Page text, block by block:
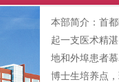
本部简介：首
起一支医术精
地和外埠患者
博士生培养点